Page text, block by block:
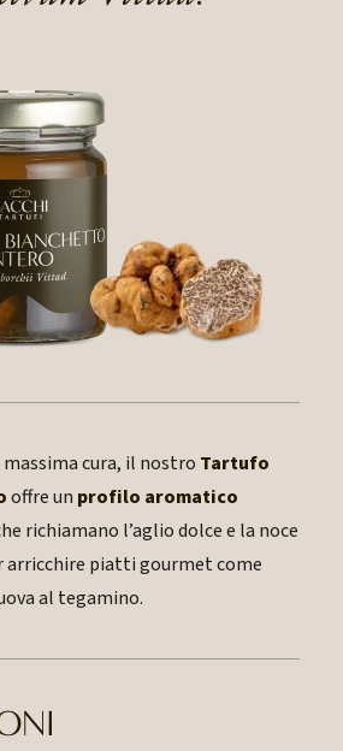
cura, il nostro Tartufo
offre un profilo aromatico
richiamano l’aglio dolce e la noce
arricchire piatti gourmet come
al tegamino.